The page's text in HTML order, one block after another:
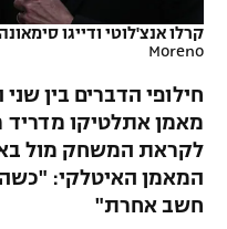
לוח שידורים
ברחבה
מכבי תל אביב
הפועל תל אביב
הפועל חיפה
הפועל באר שבע
ליגה הולנדית
ליגה טורקית
ליגה סינית
ליגה ברזילאית
הפועל ירושלים
ג'ודו
אגרוף
קרלו אנצ'לוטי ודייגו
Moreno
חילופי הדברים בין
מאמן אתלטיקו מדריד
לקראת המשחק מול
המאמן האיטלקי:
חשב אחרת"